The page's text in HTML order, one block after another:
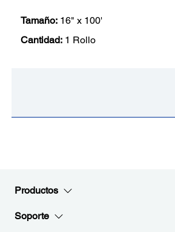
Tamaño: 16" x 100'
Cantidad: 1 Rollo
Productos
Soporte